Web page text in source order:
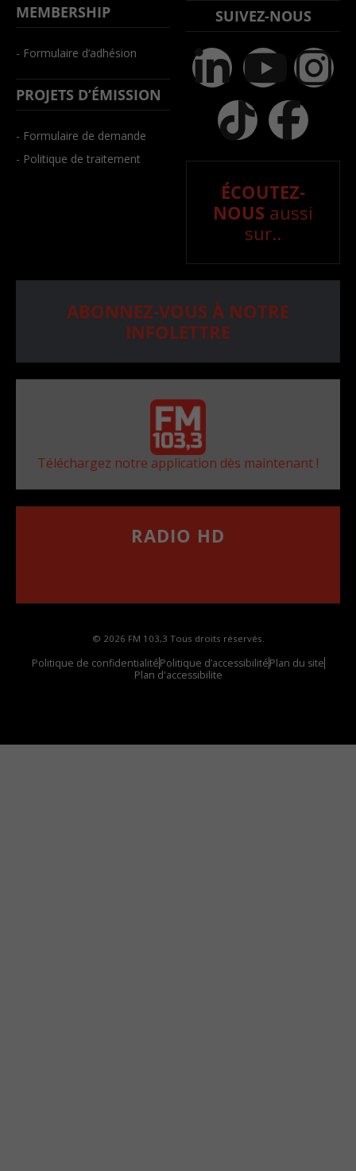
MEMBERSHIP
- Formulaire d’adhésion
PROJETS D’ÉMISSION
- Formulaire de demande
- Politique de traitement
SUIVEZ-NOUS
ÉCOUTEZ-
NOUS aussi
sur..
ABONNEZ-VOUS À NOTRE
INFOLETTRE
Téléchargez notre application dès maintenant !
RADIO HD
© 2026 FM 103,3 Tous droits réservés.
Politique de confidentialitéPolitique d’accessibilitéPlan du site
Plan d'accessibilite